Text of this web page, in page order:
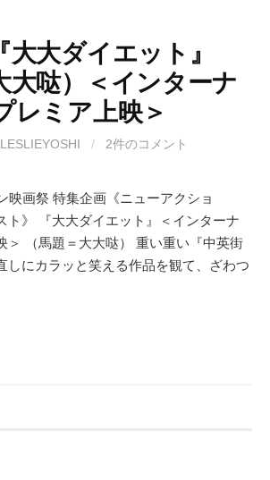
大大ダイエット』
大哒）＜インターナ
レミア上映＞
LESLIEYOSHI / 2件のコメント
映画祭 特集企画《ニューアクショ
》 『大大ダイエット』＜インターナ
＞ （馬題＝大大哒） 重い重い『中英街
しにカラッと笑える作品を観て、ざわつ